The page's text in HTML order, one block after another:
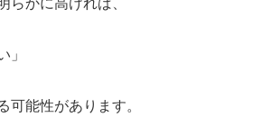
らかに高ければ、
」
可能性があります。